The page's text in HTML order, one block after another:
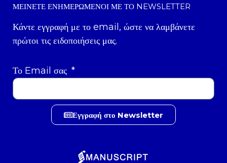
ΜΕΊΝΕΤΕ ΕΝΗΜΕΡΩΜΈΝΟΙ ΜΕ ΤΟ NEWSLETTER
Κάντε εγγραφή με το email, ώστε να λαμβάνετε
πρώτοι τις ειδοποιήσεις μας.
Το Email σας
Εγγραφή στο Newsletter